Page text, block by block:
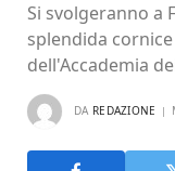
Si svolgeranno a
splendida
dell'Accademia
DA REDAZIONE